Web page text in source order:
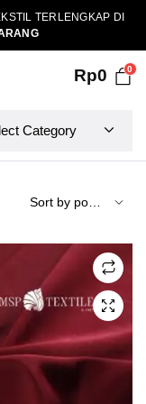
TERLENGKAP DI
Rp0 0